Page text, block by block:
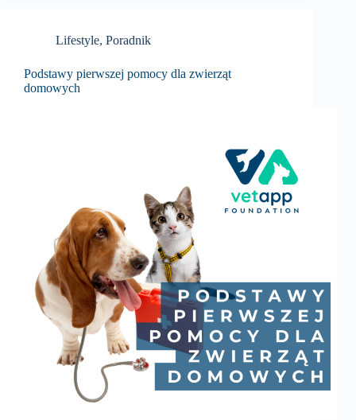
Lifestyle, Poradnik
Podstawy pierwszej pomocy dla zwierząt
domowych